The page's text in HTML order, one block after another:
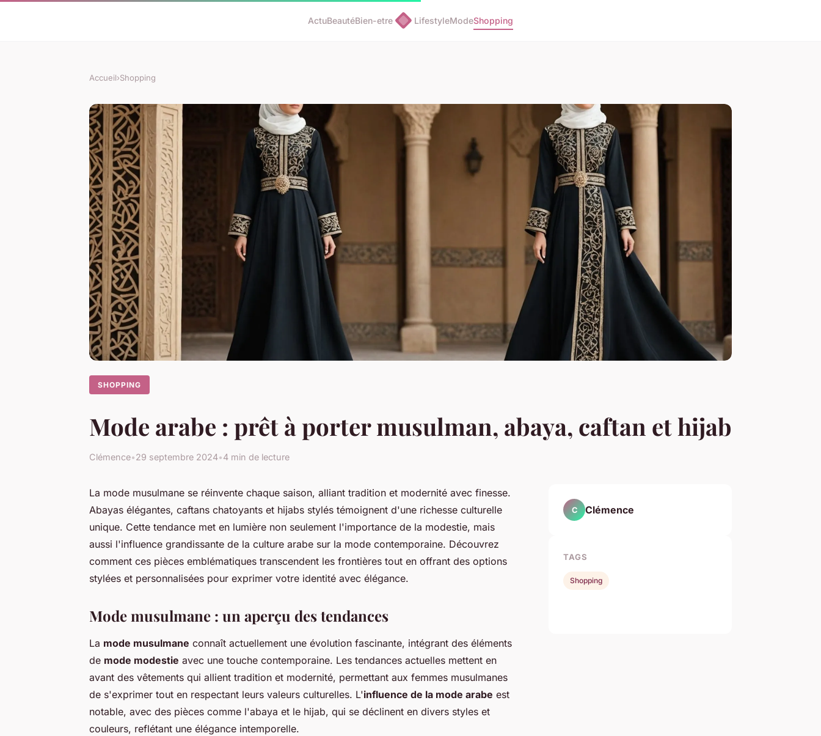
ActuBeautéBien-etre LifestyleModeShopping
Accueil›Shopping
SHOPPING
Mode arabe : prêt à porter musulman, abaya, caftan et hijab
Clémence•29 septembre 2024•4 min de lecture
La mode musulmane se réinvente chaque saison, alliant tradition et modernité avec finesse.
Abayas élégantes, caftans chatoyants et hijabs stylés témoignent d'une richesse culturelle
unique. Cette tendance met en lumière non seulement l'importance de la modestie, mais
aussi l'influence grandissante de la culture arabe sur la mode contemporaine. Découvrez
comment ces pièces emblématiques transcendent les frontières tout en offrant des options
stylées et personnalisées pour exprimer votre identité avec élégance.
Mode musulmane : un aperçu des tendances
La mode musulmane connaît actuellement une évolution fascinante, intégrant des éléments
de mode modestie avec une touche contemporaine. Les tendances actuelles mettent en
avant des vêtements qui allient tradition et modernité, permettant aux femmes musulmanes
de s'exprimer tout en respectant leurs valeurs culturelles. L'influence de la mode arabe est
notable, avec des pièces comme l'abaya et le hijab, qui se déclinent en divers styles et
couleurs, reflétant une élégance intemporelle.
C Clémence
TAGS
Shopping